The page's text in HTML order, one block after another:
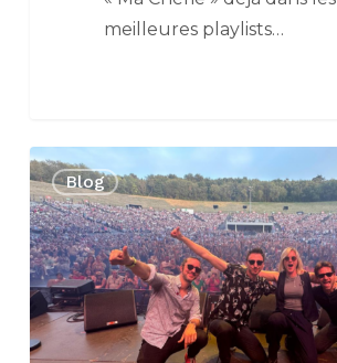
meilleures playlists…
C’est
parti
pour
la
tournée
des
Festivals
Blog